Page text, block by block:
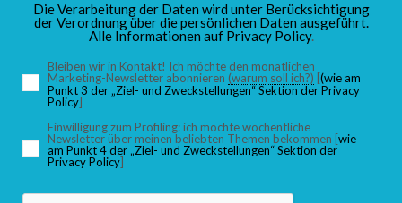
KINDER
Die Verarbeitung der Daten wird unter Berücksichtigung
der Verordnung über die persönlichen Daten ausgeführt.
Alle Informationen auf Privacy Policy.
Bleiben wir in Kontakt! Ich möchte den monatlichen
Marketing-Newsletter abonnieren (warum soll ich?) [(wie am
Punkt 3 der „Ziel- und Zweckstellungen“ Sektion der Privacy
Policy]
Einwilligung zum Profiling: ich möchte wöchentliche
Newsletter über meinen beliebten Themen bekommen [wie
am Punkt 4 der „Ziel- und Zweckstellungen“ Sektion der
Privacy Policy]